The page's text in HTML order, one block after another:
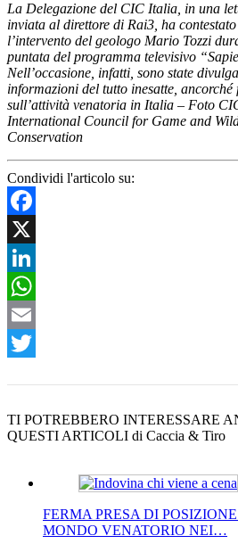
La Delegazione del CIC Italia, in una
inviata al direttore di Rai3, ha contestato
l’intervento del geologo Mario Tozzi
puntata del programma televisivo
Nell’occasione, infatti, sono state
informazioni del tutto inesatte, ancorché
sull’attività venatoria in Italia – Foto
International Council for Game and
Conservation
Condividi l'articolo su:
Facebook
X
LinkedIn
WhatsApp
Email
TI POTREBBERO INTERESSARE
QUESTI ARTICOLI di Caccia & Tiro
FERMA PRESA DI
MONDO VENATORIO NEI…